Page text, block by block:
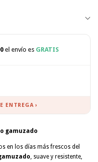
el envío es GRATIS
ENTREGA ›
gamuzado
en los días más frescos del
, suave y resistente,